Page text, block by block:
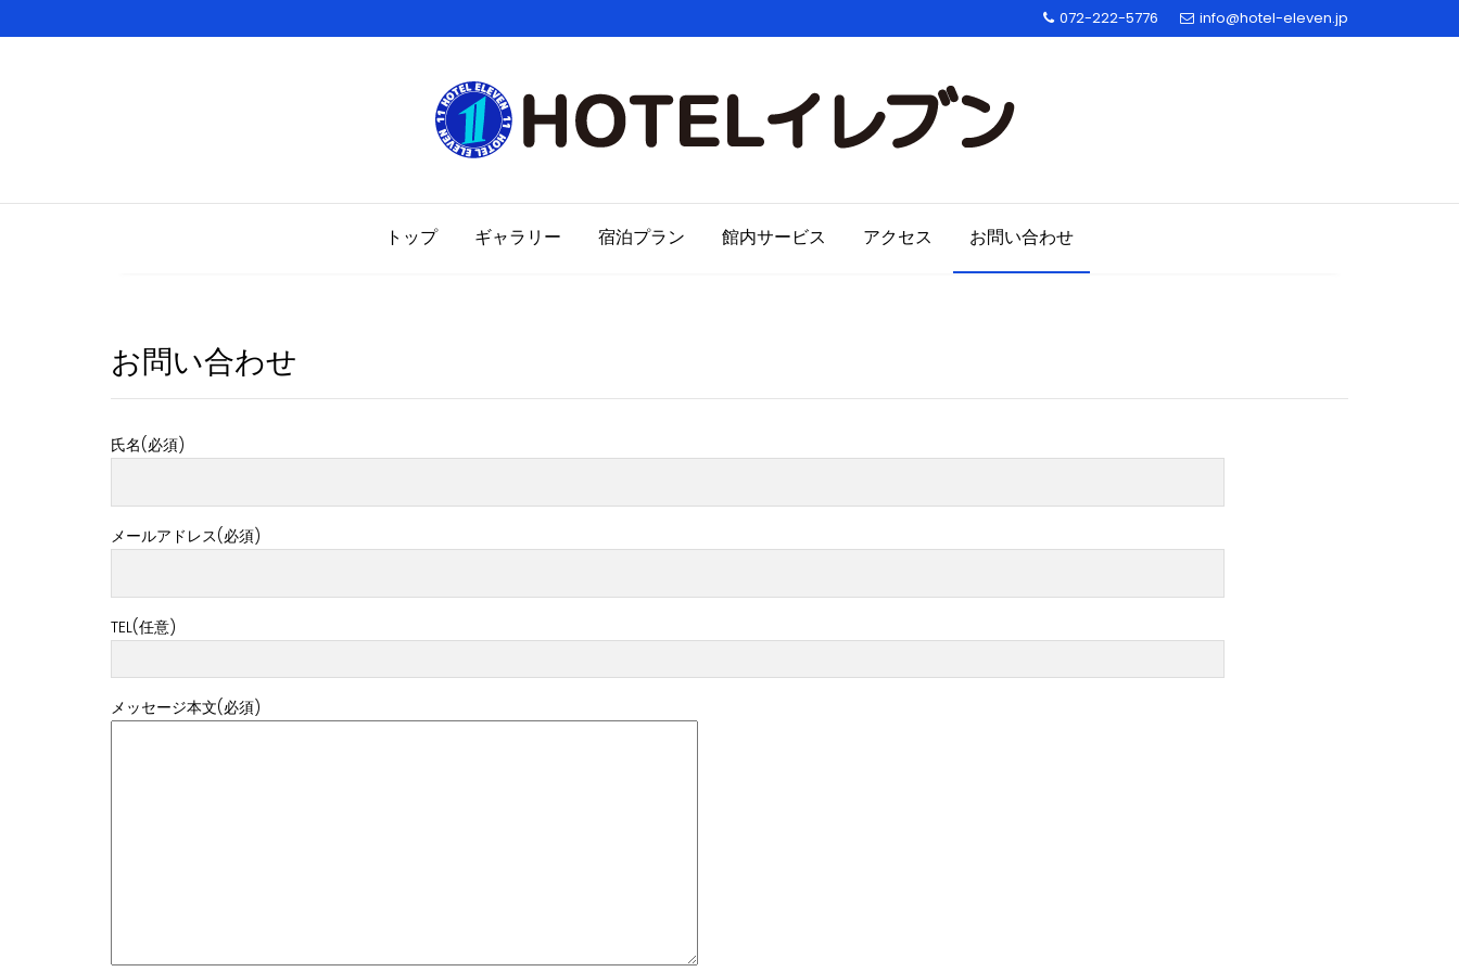
to
072-222-5776 info@hotel-eleven.jp
トップ ギャラリー 宿泊プラン 館内サービス アクセス お問い合わせ
お問い合わせ
氏名(必須)
メールアドレス(必須)
TEL(任意)
メッセージ本文(必須)